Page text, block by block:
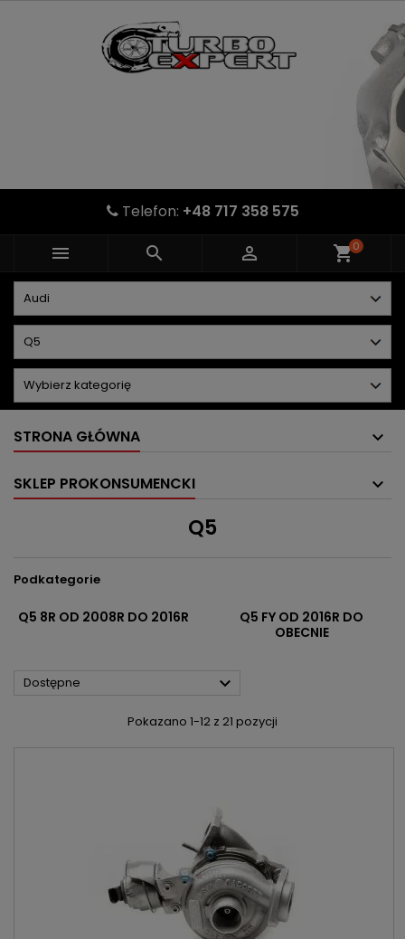
Telefon: +48 717 358 575
   shopping_cart0
STRONA GŁÓWNA
SKLEP PROKONSUMENCKI
Q5
Podkategorie
Q5 8R OD 2008R DO 2016R
Q5 FY OD 2016R DO
OBECNIE
Dostępne 
Pokazano 1-12 z 21 pozycji